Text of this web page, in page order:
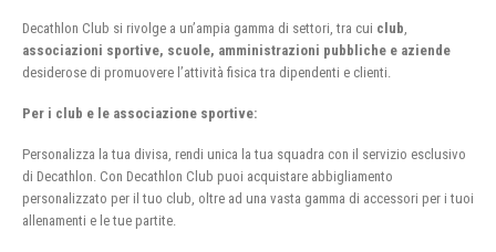
Decathlon Club si rivolge a un’ampia gamma di settori, tra cui club
associazioni sportive, scuole, amministrazioni pubbliche e aziende
desiderose di promuovere l’attività fisica tra dipendenti e clienti.
Per i club e le associazione sportive:
Personalizza la tua divisa, rendi unica la tua squadra con il servizio esclusivo
di Decathlon. Con Decathlon Club puoi acquistare abbigliamento
personalizzato per il tuo club, oltre ad una vasta gamma di accessori per i tuoi
allenamenti e le tue partite.